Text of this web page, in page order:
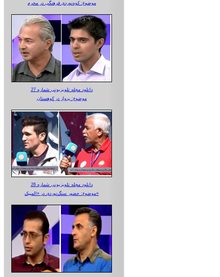
موضوع: کوه‌نوردی فرهنگی در محرم
دانلود مجله تلویزیونی شماره 27
موضوع: پرواز در کوهستان
دانلود مجله تلویزیونی شماره 26
موضوع: حضور سنگ‌نوردی در «المپیک»